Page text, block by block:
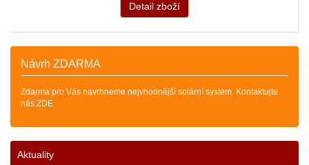
Detail zboží
Návrh ZDARMA
Zdarma pro Vás navrhneme nejvhodnější solární systém. Kontaktujte
nás ZDE
Aktuality